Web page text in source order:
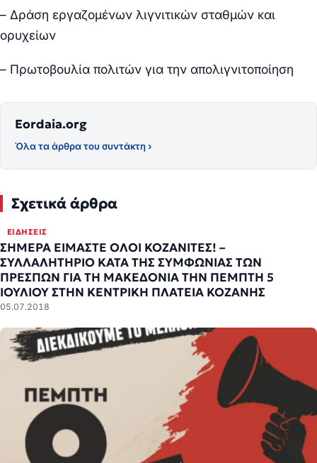
– Δράση εργαζομένων λιγνιτικών σταθμών και
ορυχείων
– Πρωτοβουλία πολιτών για την απολιγνιτοποίηση
Eordaia.org
Όλα τα άρθρα του συντάκτη ›
Σχετικά άρθρα
ΕΙΔΉΣΕΙΣ
ΣΗΜΕΡΑ ΕΙΜΑΣΤΕ ΟΛΟΙ ΚΟΖΑΝΙΤΕΣ! –
ΣΥΛΛΑΛΗΤΗΡΙΟ ΚΑΤΑ ΤΗΣ ΣΥΜΦΩΝΙΑΣ ΤΩΝ
ΠΡΕΣΠΩΝ ΓΙΑ ΤΗ ΜΑΚΕΔΟΝΙΑ ΤΗΝ ΠΕΜΠΤΗ 5
ΙΟΥΛΙΟΥ ΣΤΗΝ ΚΕΝΤΡΙΚΗ ΠΛΑΤΕΙΑ ΚΟΖΑΝΗΣ
05.07.2018